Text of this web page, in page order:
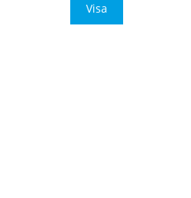
850x150mm (eller
Visa